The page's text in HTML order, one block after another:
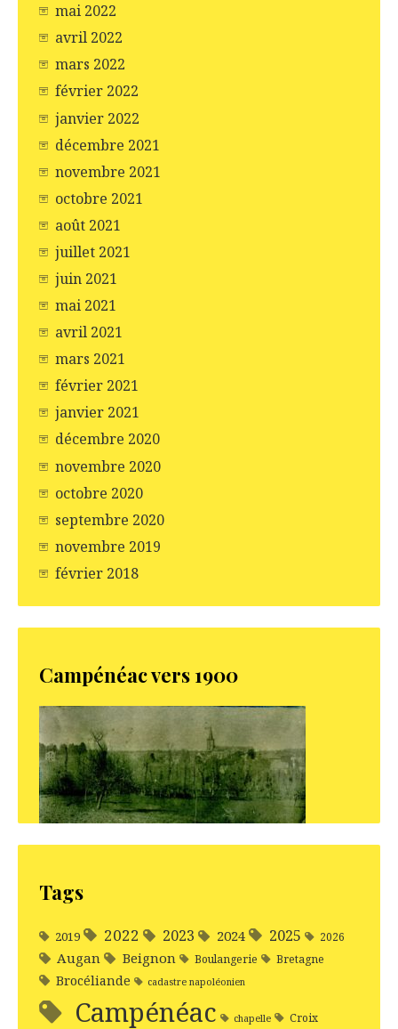
mai 2022
avril 2022
mars 2022
février 2022
janvier 2022
décembre 2021
novembre 2021
octobre 2021
août 2021
juillet 2021
juin 2021
mai 2021
avril 2021
mars 2021
février 2021
janvier 2021
décembre 2020
novembre 2020
octobre 2020
septembre 2020
novembre 2019
février 2018
Campénéac vers 1900
Tags
2019 2022 2023 2024 2025 2026
Augan Beignon Boulangerie Bretagne
Brocéliande cadastre napoléonien
Campénéac chapelle Croix